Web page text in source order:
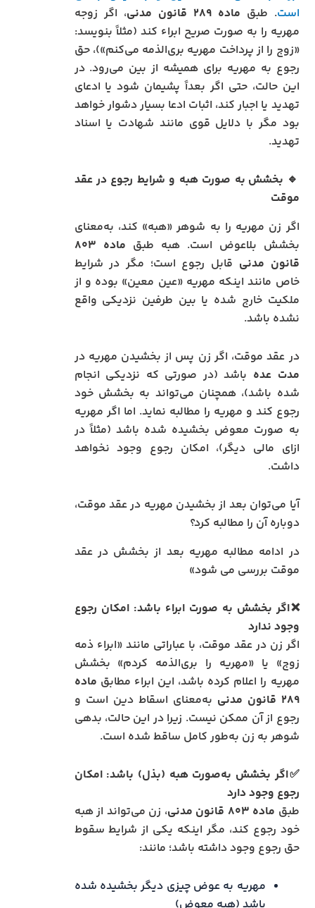
است. طبق ماده ۲۸۹ قانون مدنی
، اگر زوجه
مهریه را به صورت صریح ابراء کند (مثلاً بنویسد:
«زوج را از پرداخت مهریه بری‌الذمه می‌کنم»)، حق
رجوع به مهریه برای همیشه از بین می‌رود. در
این حالت، حتی اگر بعداً پشیمان شود یا ادعای
تهدید یا اجبار کند، اثبات ادعا بسیار دشوار خواهد
بود مگر با دلایل قوی مانند شهادت یا اسناد
تهدید.
🔹 بخشش به صورت هبه و شرایط رجوع در عقد
موقت
اگر زن مهریه را به شوهر «هبه» کند، به‌معنای
بخشش بلاعوض است. هبه طبق
ماده ۸۰۳
قانون مدنی قابل رجوع است؛ مگر در شرایط
خاص مانند اینکه مهریه «عین معین» بوده و از
ملکیت خارج شده یا بین طرفین نزدیکی واقع
نشده باشد.
در عقد موقت، اگر زن پس از بخشیدن مهریه در
مدت عده باشد (در صورتی که نزدیکی انجام
شده باشد)، همچنان می‌تواند به بخشش خود
رجوع کند و مهریه را مطالبه نماید. اما اگر مهریه
به صورت معوض بخشیده شده باشد (مثلاً در
ازای مالی دیگر)، امکان رجوع وجود نخواهد
داشت.
آیا می‌توان بعد از بخشیدن مهریه در عقد موقت،
دوباره آن را مطالبه کرد؟
در ادامه مطالبه مهریه بعد از بخشش در عقد
موقت بررسی می شود»
❌اگر بخشش به صورت ابراء باشد: امکان رجوع
وجود ندارد
اگر زن در عقد موقت، با عباراتی مانند «ابراء ذمه
زوج» یا «مهریه را بری‌الذمه کردم» بخشش
مهریه را اعلام کرده باشد، این ابراء مطابق ماده
۲۸۹ قانون مدنی
به‌معنای اسقاط دین است و
رجوع از آن ممکن نیست. زیرا در این حالت، بدهی
شوهر به زن به‌طور کامل ساقط شده است.
✅اگر بخشش به‌صورت هبه (بذل) باشد: امکان
رجوع وجود دارد
طبق ماده ۸۰۳ قانون مدنی
، زن می‌تواند از هبه
خود رجوع کند، مگر اینکه یکی از شرایط سقوط
حق رجوع وجود داشته باشد؛ مانند:
مهریه به عوض چیزی دیگر بخشیده شده